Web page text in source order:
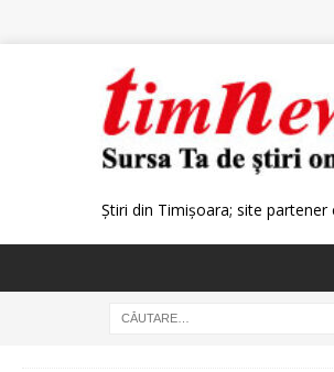
Știri din Timișoara; site partener